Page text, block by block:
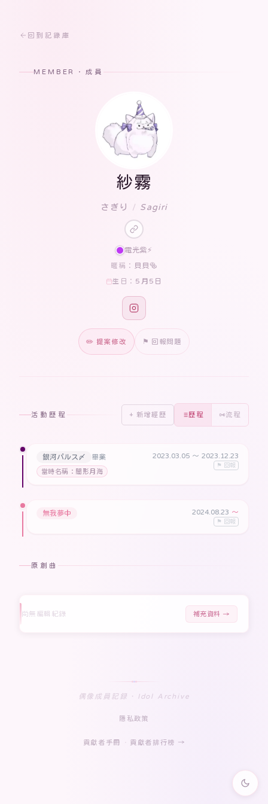
回到記錄庫
MEMBER · 成員
紗霧
さぎり / Sagiri
電光紫⚡️
暱稱： 貝貝🥯
生日： 5月5日
✏️ 提案修改 ⚑ 回報問題
活動歷程 + 新增經歷 歷程 流程
銀河パルス〆
畢業
當時名稱：闇形月海
2023.03.05 〜 2023.12.23
⚑ 回報
無我夢中 2024.08.23 〜
⚑ 回報
原創曲
尚無編輯紀錄 補充資料 →
偶像成員記録 · Idol Archive
隱私政策
貢獻者手冊 貢獻者排行榜 →